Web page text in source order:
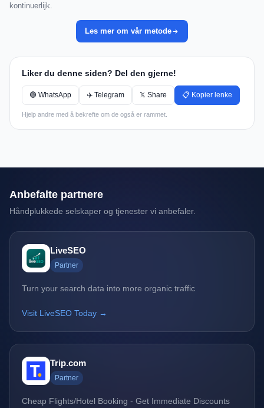
kontinuerlijk.
Les mer om vår metode
Liker du denne siden? Del den gjerne!
🟢 WhatsApp ✈️ Telegram 𝕏 Share 📋 Kopier lenke
Hjelp andre med å bekrefte om de også er rammet.
Anbefalte partnere
Håndplukkede selskaper og tjenester vi anbefaler.
LiveSEO
Partner
Turn your search data into more organic traffic
Visit LiveSEO Today →
Trip.com
Partner
Cheap Flights/Hotel Booking - Get Immediate Discounts